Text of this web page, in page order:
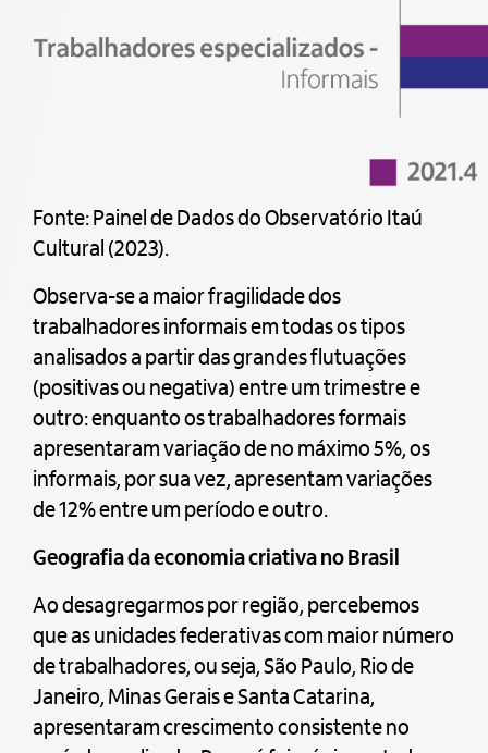
Fonte: Painel de Dados do Observatório Itaú
Cultural (2023).
Observa-se a maior fragilidade dos
trabalhadores informais em todas os tipos
analisados a partir das grandes flutuações
(positivas ou negativa) entre um trimestre e
outro: enquanto os trabalhadores formais
apresentaram variação de no máximo 5%, os
informais, por sua vez, apresentam variações
de 12% entre um período e outro.
Geografia da economia criativa no Brasil
Ao desagregarmos por região, percebemos
que as unidades federativas com maior número
de trabalhadores, ou seja, São Paulo, Rio de
Janeiro, Minas Gerais e Santa Catarina,
apresentaram crescimento consistente no